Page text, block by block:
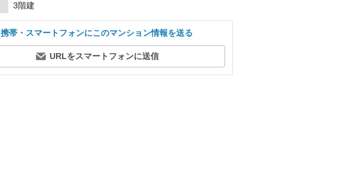
3階建
携帯・スマートフォンにこのマンション情報を送る
URLをスマートフォンに送信